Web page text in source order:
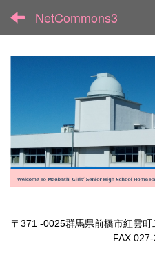
NetCommons3
〒371 -0025群馬県前橋市紅雲
FAX